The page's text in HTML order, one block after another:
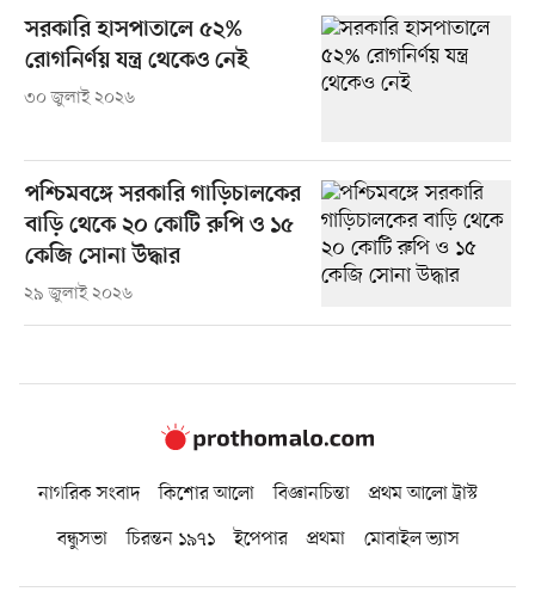
সরকারি হাসপাতালে ৫২%
রোগনির্ণয় যন্ত্র থেকেও নেই
৩০ জুলাই ২০২৬
পশ্চিমবঙ্গে সরকারি গাড়িচালকের
বাড়ি থেকে ২০ কোটি রুপি ও ১৫
কেজি সোনা উদ্ধার
২৯ জুলাই ২০২৬
নাগরিক সংবাদ কিশোর আলো বিজ্ঞানচিন্তা
প্রথম আলো ট্রাস্ট
বন্ধুসভা
চিরন্তন ১৯৭১ ইপেপার প্রথমা মোবাইল ভ্যাস